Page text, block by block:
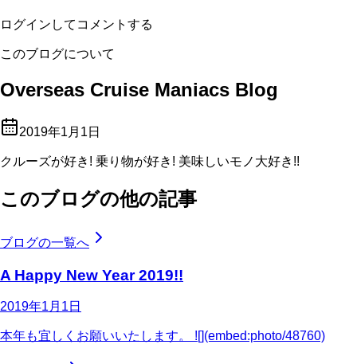
ログインしてコメントする
このブログについて
Overseas Cruise Maniacs Blog
2019年1月1日
クルーズが好き! 乗り物が好き! 美味しいモノ大好き!!
このブログの他の記事
ブログの一覧へ
A Happy New Year 2019!!
2019年1月1日
本年も宜しくお願いいたします。 ![](embed:photo/48760)